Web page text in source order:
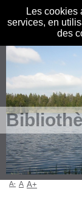
Les cookies
services, en
des
A- A A+